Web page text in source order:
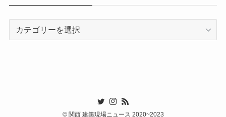
©関西 建築現場ニュース 2020~2023